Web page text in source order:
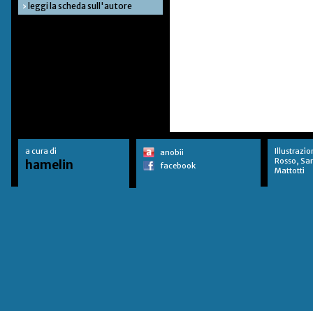
› leggi la scheda sull'autore
a cura di
hamelin
anobii
facebook
Rosso,
Mattotti